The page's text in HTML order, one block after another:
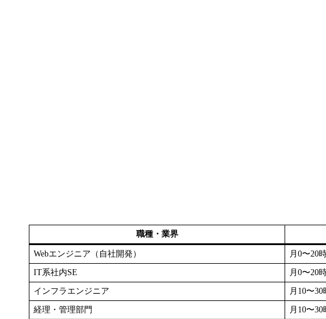
職種・業界
Webエンジニア（自社開発） 月0〜20
IT系社内SE 月0〜20
インフラエンジニア 月10〜30
経理・管理部門 月10〜30